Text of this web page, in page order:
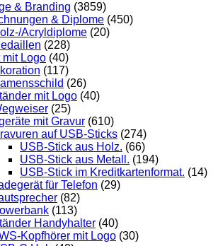
& Branding (3859)
& Diplome (450)
Acryldiplome (20)
(228)
mit Logo (40)
(117)
(26)
mit Logo (40)
(25)
mit Gravur (610)
auf USB-Sticks (274)
USB-Stick aus Holz. (66)
USB-Stick aus Metall. (194)
USB-Stick im Kreditkartenformat. (14)
für Telefon (29)
(82)
(113)
Handyhalter (40)
Kopfhörer mit Logo (30)